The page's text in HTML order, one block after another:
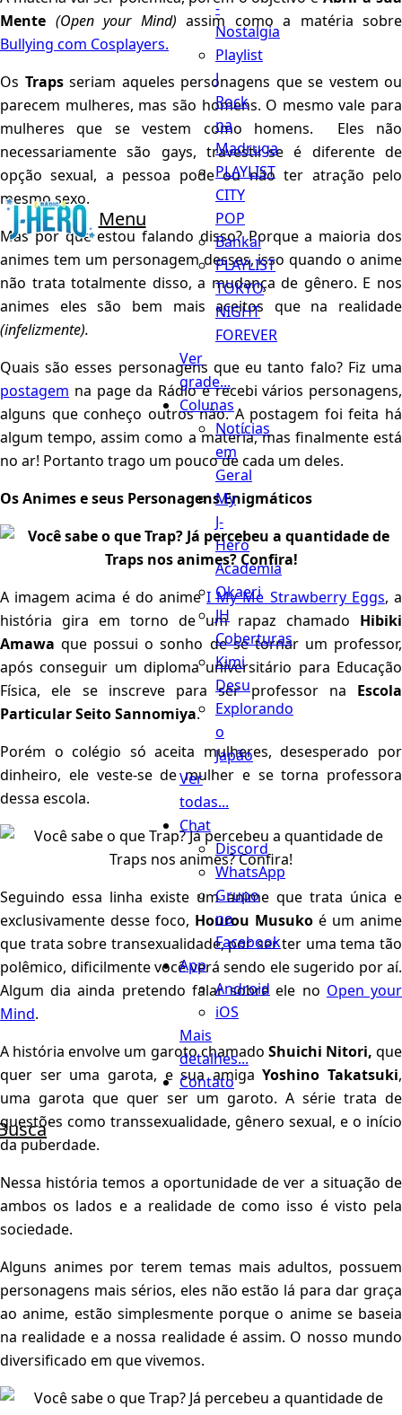
Menu
-
Nostalgia
Playlist
J
Rock
na
Madruga
PLAYLIST
CITY
POP
Bankai
PLAYLIST
TOKYO
NIGHT
FOREVER
Ver
grade...
Colunas
Notícias
em
Geral
My
J-
Hero
Academia
Okaeri
JH
Coberturas
Kimi
Desu
Explorando
o
Japão
Ver
todas...
Chat
Discord
WhatsApp
Grupo
no
Facebook
App
Android
iOS
Mais
detalhes...
Contato
Mente (Open your Mind) assim como a matéria sobre
Bullying com Cosplayers.
Os Trapsseriam aqueles personagens que se vestem ou
parecem mulheres, mas são homens. O mesmo vale para
mulheres que se vestem como homens. Eles não
necessariamente são gays, travestir-se é diferente de
opção sexual, a pessoa pode ou não ter atração pelo
mesmo sexo.
Mas por que estou falando disso? Porque a maioria dos
animes tem um personagem desses, isso quando o anime
não trata totalmente disso, a mudança de gênero. E nos
animes eles são bem mais aceitos que na realidade
(infelizmente).
Quais são esses personagens que eu tanto falo? Fiz uma
postagem na page da Rádio e recebi vários personagens,
alguns que conheço outros não. A postagem foi feita há
algum tempo, assim como a matéria, mas finalmente está
no ar! Portanto trago um pouco de cada um deles.
Os Animes e seus Personagens Enigmáticos
A imagem acima é do animeI My Me Strawberry Eggs, a
história gira em torno de um rapaz chamado Hibiki
Amawaque possui o sonho de se tornar um professor,
após conseguir um diploma universitário para Educação
Física, ele se inscreve para ser professor na Escola
Particular Seito Sannomiya.
Porém o colégio só aceita mulheres, desesperado por
dinheiro, ele veste-se de mulher e se torna professora
dessa escola.
Seguindo essa linha existe um anime que trata única e
exclusivamente desse foco, Hourou Musuko é um anime
que trata sobre transexualidade, por ser ter uma tema tão
polêmico, dificilmente você verá sendo ele sugerido por aí.
Algum dia ainda pretendo falar sobre ele no Open your
Mind.
A história envolve um garoto chamado Shuichi Nitori, que
quer ser uma garota, e sua amigaYoshino Takatsuki,
uma garota que quer ser um garoto. A série trata de
questões como transsexualidade, gênero sexual, e o início
da puberdade.
Nessa história temos a oportunidade de ver a situação de
ambos os lados e a realidade de como isso é visto pela
sociedade.
Alguns animes por terem temas mais adultos, possuem
personagens mais sérios, eles não estão lá para dar graça
ao anime, estão simplesmente porque o anime se baseia
na realidade e a nossa realidade é assim. O nosso mundo
diversificado em que vivemos.